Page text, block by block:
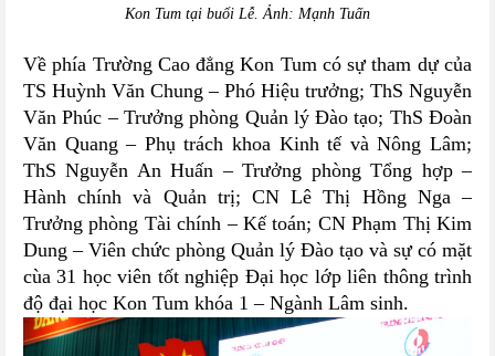
Kon Tum tại buổi Lễ. Ảnh: Mạnh Tuấn
Về phía Trường Cao đẳng Kon Tum có sự tham dự của
TS Huỳnh Văn Chung – Phó Hiệu trưởng; ThS Nguyễn
Văn Phúc – Trưởng phòng Quản lý Đào tạo; ThS Đoàn
Văn Quang – Phụ trách khoa Kinh tế và Nông Lâm;
ThS Nguyễn An Huấn – Trưởng phòng Tổng hợp –
Hành chính và Quản trị; CN Lê Thị Hồng Nga –
Trưởng phòng Tài chính – Kế toán; CN Phạm Thị Kim
Dung – Viên chức phòng Quản lý Đào tạo và sự có mặt
cùa 31 học viên tốt nghiệp Đại học lớp liên thông trình
độ đại học Kon Tum khóa 1 – Ngành Lâm sinh.